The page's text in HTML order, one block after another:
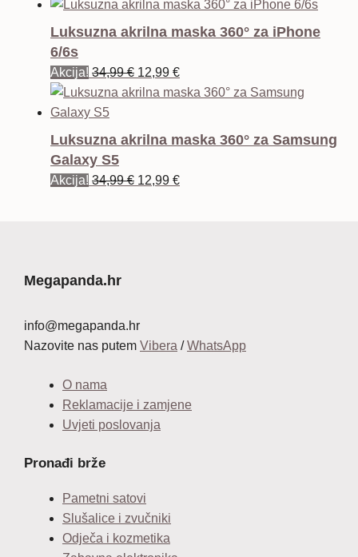
Luksuzna akrilna maska 360° za iPhone
6/6s
Akcija! 34,99€ Izvorna
cijena
je:
12,99 €Trenutna
cijena
12,99 €.
Luksuzna akrilna maska 360° za Samsung
Galaxy S5
Akcija! 34,99€ Izvorna
12,99 €Trenutna
Megapanda.hr
info@megapanda.hr
Nazovite nas putem Vibera / WhatsApp
O nama
Reklamacije i zamjene
Uvjeti poslovanja
Pronađi brže
Pametni satovi
Slušalice i zvučniki
Odječa i kozmetika